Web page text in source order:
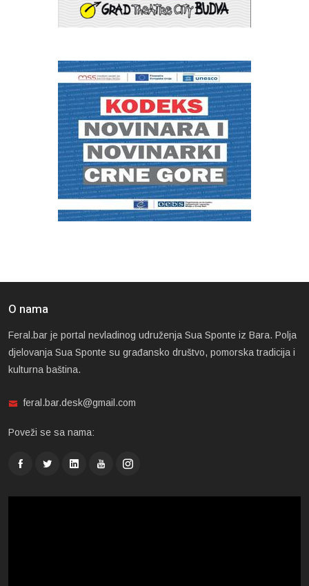
O nama
Feral.bar je portal nevladinog udruženja Sua Sponte iz Bara. Polja
djelovanja Sua Sponte su građansko društvo, pomorska tradicija i
kulturna baština.
feral.bar.desk@gmail.com
Poveži se sa nama: